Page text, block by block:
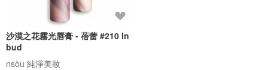
沙漠之花霧光唇膏 - 蓓蕾 #210 In
bud
nsòu 純淨美妝